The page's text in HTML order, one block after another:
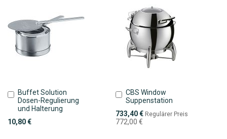
Buffet Solution
Dosen-Regulierung
und Halterung
10,80 €
In
den
Warenkorb
CBS Window
Suppenstation
Sonderpreis
733,40 € Regulärer Preis
772,00 €
In
den
Warenkorb